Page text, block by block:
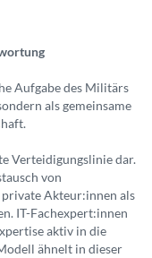
Aufgabe des Militärs
als gemeinsame
Verteidigungslinie dar.
von
Akteur:innen als
IT-Fachexpert:innen
aktiv in die
ähnelt in dieser